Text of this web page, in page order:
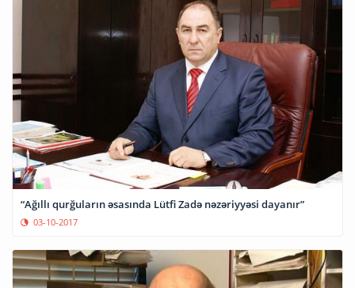
“Ağıllı qurğuların əsasında Lütfi Zadə nəzəriyyəsi dayanır”
03-10-2017